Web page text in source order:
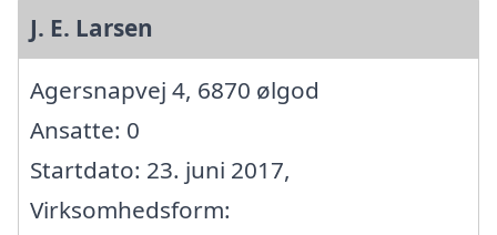
J. E. Larsen
Agersnapvej 4, 6870 ølgod
Ansatte: 0
Startdato: 23. juni 2017,
Virksomhedsform: